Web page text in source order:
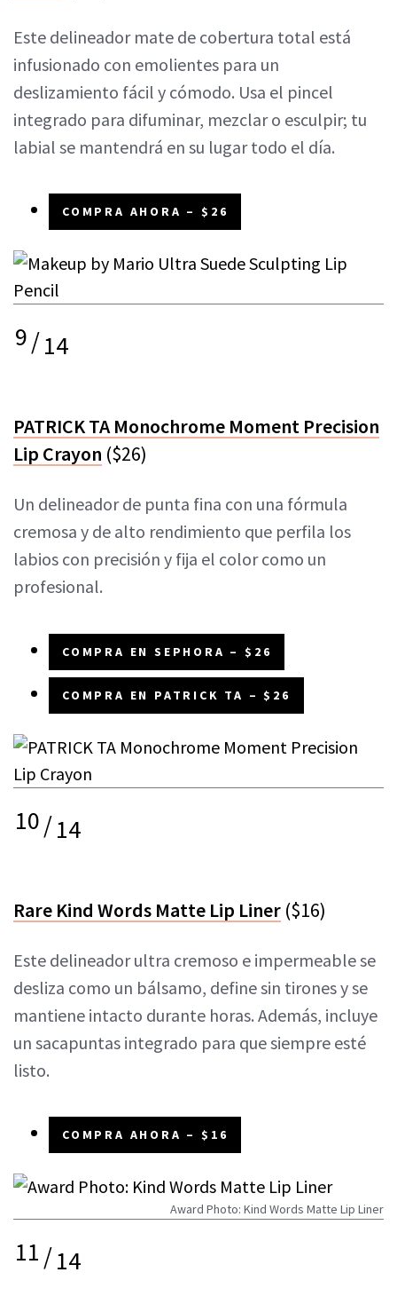
Este delineador mate de cobertura total está
infusionado con emolientes para un
deslizamiento fácil y cómodo. Usa el pincel
integrado para difuminar, mezclar o esculpir; tu
labial se mantendrá en su lugar todo el día.
COMPRA AHORA – $26
9/14
PATRICK TA Monochrome Moment Precision
Lip Crayon ($26)
Un delineador de punta fina con una fórmula
cremosa y de alto rendimiento que perfila los
labios con precisión y fija el color como un
profesional.
COMPRA EN SEPHORA – $26
COMPRA EN PATRICK TA – $26
10/14
Rare Kind Words Matte Lip Liner ($16)
Este delineador ultra cremoso e impermeable se
desliza como un bálsamo, define sin tirones y se
mantiene intacto durante horas. Además, incluye
un sacapuntas integrado para que siempre esté
listo.
COMPRA AHORA – $16
Award Photo: Kind Words Matte Lip Liner
11/14